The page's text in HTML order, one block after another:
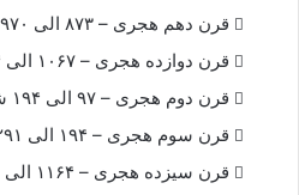
قرن دهم هجری – ۸۷۳ الی ۹۷۰ شمسی
قرن دوازده هجری – ۱۰۶۷ الی ۱۱۶۴ شمسی
قرن دوم هجری – ۹۷ الی ۱۹۴ شمسی
قرن سوم هجری – ۱۹۴ الی ۲۹۱ شمسی
قرن سیزده هجری – ۱۱۶۴ الی ۱۲۶۱ شمسی